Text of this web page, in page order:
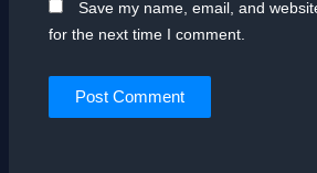
Save my name, email, and
for the next time I comment.